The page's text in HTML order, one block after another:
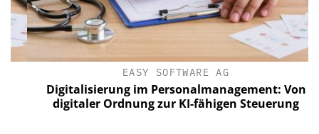
EASY SOFTWARE AG
Digitalisierung im Personalmanagement: Von
digitaler Ordnung zur KI-fähigen Steuerung